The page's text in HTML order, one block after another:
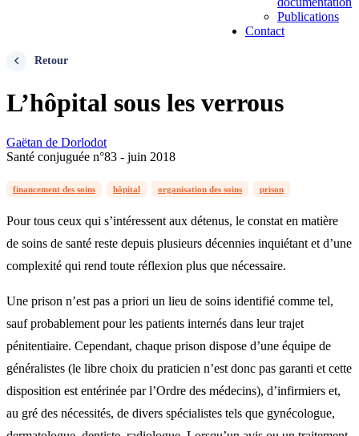
Publications
Contact
Retour
L’hôpital sous les verrous
Gaëtan de Dorlodot
Santé conjuguée n°83 - juin 2018
financement des soins hôpital organisation des soins prison
Pour tous ceux qui s’intéressent aux détenus, le constat en matière
de soins de santé reste depuis plusieurs décennies inquiétant et d’une
complexité qui rend toute réflexion plus que nécessaire.
Une prison n’est pas a priori un lieu de soins identifié comme tel,
sauf probablement pour les patients internés dans leur trajet
pénitentiaire. Cependant, chaque prison dispose d’une équipe de
généralistes (le libre choix du praticien n’est donc pas garanti et cette
disposition est entérinée par l’Ordre des médecins), d’infirmiers et,
au gré des nécessités, de divers spécialistes tels que gynécologue,